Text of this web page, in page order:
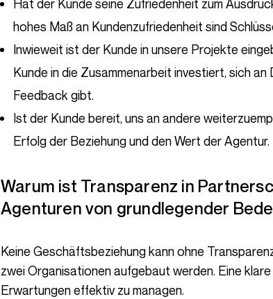
Hat der Kunde seine Zufriedenheit zum
hohes Maß an Kundenzufriedenheit sind
Inwieweit ist der Kunde in unsere Projekte
Kunde in die Zusammenarbeit investiert, sich
Feedback gibt.
Ist der Kunde bereit, uns an andere
Erfolg der Beziehung und den Wert der Agentur.
Warum ist Transparenz in Partnerschaften zwischen Kunden und
Agenturen von grundlegender
Keine Geschäftsbeziehung kann ohne Transparenz bestehen, denn nur so kann Vertrauen zwischen
zwei Organisationen aufgebaut werden. Eine
Erwartungen effektiv zu managen.